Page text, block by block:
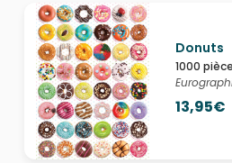
Donuts
1000
13,95€